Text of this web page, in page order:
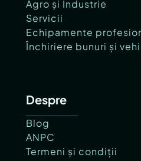
Agro și Industrie
Servicii
Echipamente
Închiriere bunuri și
Despre
Blog
ANPC
Termeni și condiții